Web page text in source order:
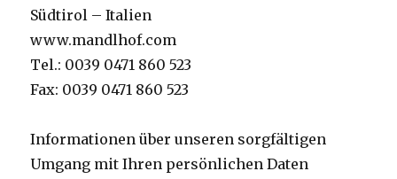
Südtirol – Italien
www.mandlhof.com
Tel.: 0039 0471 860 523
Fax: 0039 0471 860 523
Informationen über unseren sorgfältigen
Umgang mit Ihren persönlichen Daten